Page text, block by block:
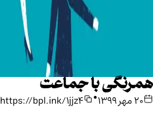
همرنگی با جماعت
۲۰ مهر ۱۳۹۹ •
https://bpl.ink/1jjz4